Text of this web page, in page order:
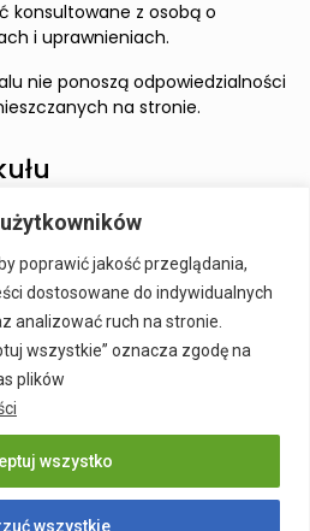
poprawić jakość przeglądania,
dostosowane do indywidualnych
analizować ruch na stronie.
wszystkie” oznacza zgodę na
plików
wszystkie
wszystko
konsultowane z osobą o
i uprawnieniach.
nie ponoszą odpowiedzialności
na stronie.
Publikacja Artykułu